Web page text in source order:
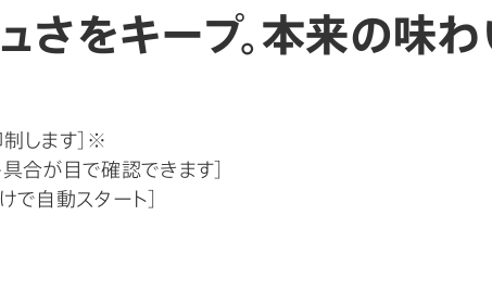
さをキープ。本来の味わ
します］※
合が目で確認できます］
で自動スタート］